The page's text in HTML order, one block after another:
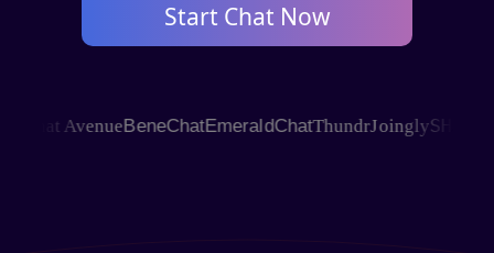
Start Chat Now
AvenueBeneChatEmeraldChatThundrJoinglySHAGLE